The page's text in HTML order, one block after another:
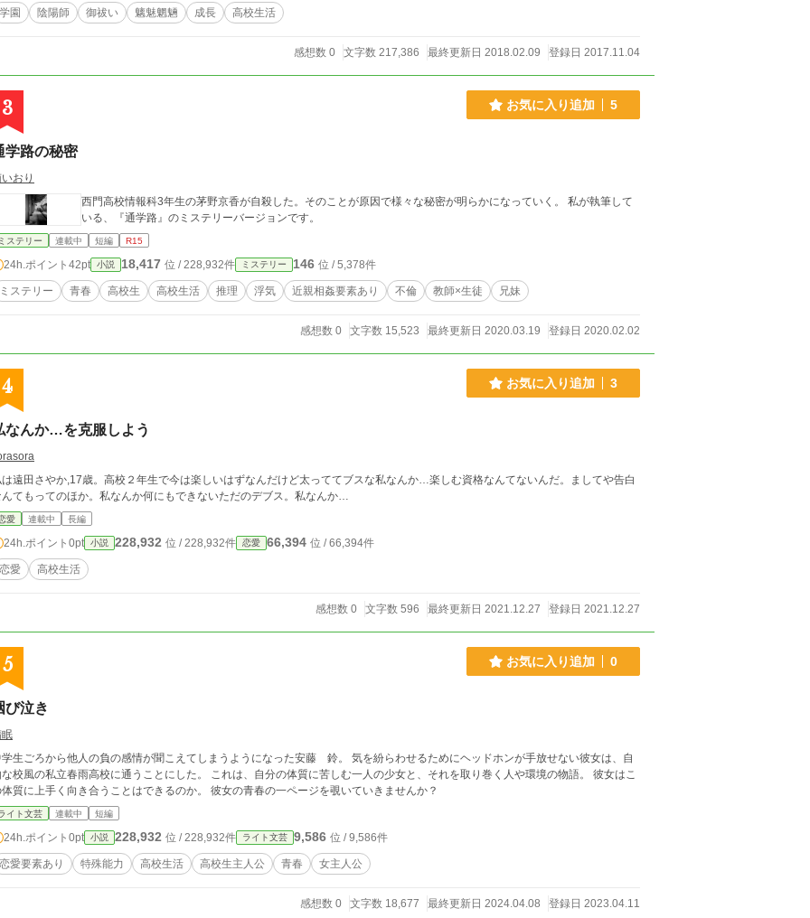
学園 陰陽師 御祓い 魑魅魍魎 成長 高校生活
感想数 0 文字数 217,386 最終更新日 2018.02.09 登録日 2017.11.04
3 お気に入り追加 5
学路の秘密
おり
西門高校情報科3年生の茅野京香が自殺した。そのことが原因で様々な秘密が明らかになっていく。 私が執筆して
いる、『通学路』のミステリーバージョンです。
ステリー 連載中 短編 R15
24h.ポイント 42pt 小説 18,417 位 / 228,932件 ミステリー 146 位 / 5,378件
ミステリー 青春 高校生 高校生活 推理 浮気 近親相姦要素あり 不倫 教師×生徒 兄妹
感想数 0 文字数 15,523 最終更新日 2020.03.19 登録日 2020.02.02
4 お気に入り追加 3
なんか…を克服しよう
遠田さやか,17歳。高校２年生で今は楽しいはずなんだけど太っててブスな私なんか…楽しむ資格なんてないんだ。ましてや告白
んてもってのほか。私なんか何にもできないただのデブス。私なんか…
愛 連載中 長編
24h.ポイント 0pt 小説 228,932 位 / 228,932件 恋愛 66,394 位 / 66,394件
恋愛 高校生活
感想数 0 文字数 596 最終更新日 2021.12.27 登録日 2021.12.27
5 お気に入り追加 0
び泣き
学生ごろから他人の負の感情が聞こえてしまうようになった安藤 鈴。 気を紛らわせるためにヘッドホンが手放せない彼女は、自
の私立春雨高校に通うことにした。 これは、自分の体質に苦しむ一人の少女と、それを取り巻く人や環境の物語。 彼女はこ
質に上手く向き合うことはできるのか。 彼女の青春の一ページを覗いていきませんか？
イト文芸 連載中 短編
24h.ポイント 0pt 小説 228,932 位 / 228,932件 ライト文芸 9,586 位 / 9,586件
恋愛要素あり 特殊能力 高校生活 高校生主人公 青春 女主人公
感想数 0 文字数 18,677 最終更新日 2024.04.08 登録日 2023.04.11